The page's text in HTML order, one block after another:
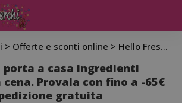
> Offerte e sconti online > Hello Fresh ti porta a casa ingredienti freschi per la cena. Provala con fino a -65€ di sconto e spedizione gratuita
porta a casa ingredienti
Provala con fino a -65€
gratuita